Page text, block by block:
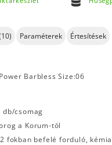
Paraméterek Értesítések
Barbless Size:06
db/csomag
a Korum-tól
fokban befelé forduló,